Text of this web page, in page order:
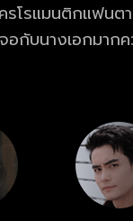
รโรแมนติกแฟนต
กับนางเอกมากค
งสาว ณ แดนไก